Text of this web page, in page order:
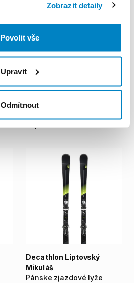
Zobrazit detaily
Povolit vše
Upravit
Odmítnout
Boost
Mikuláš
Pánske zjazdové lyže
Decathlon Liptovský
Mikuláš